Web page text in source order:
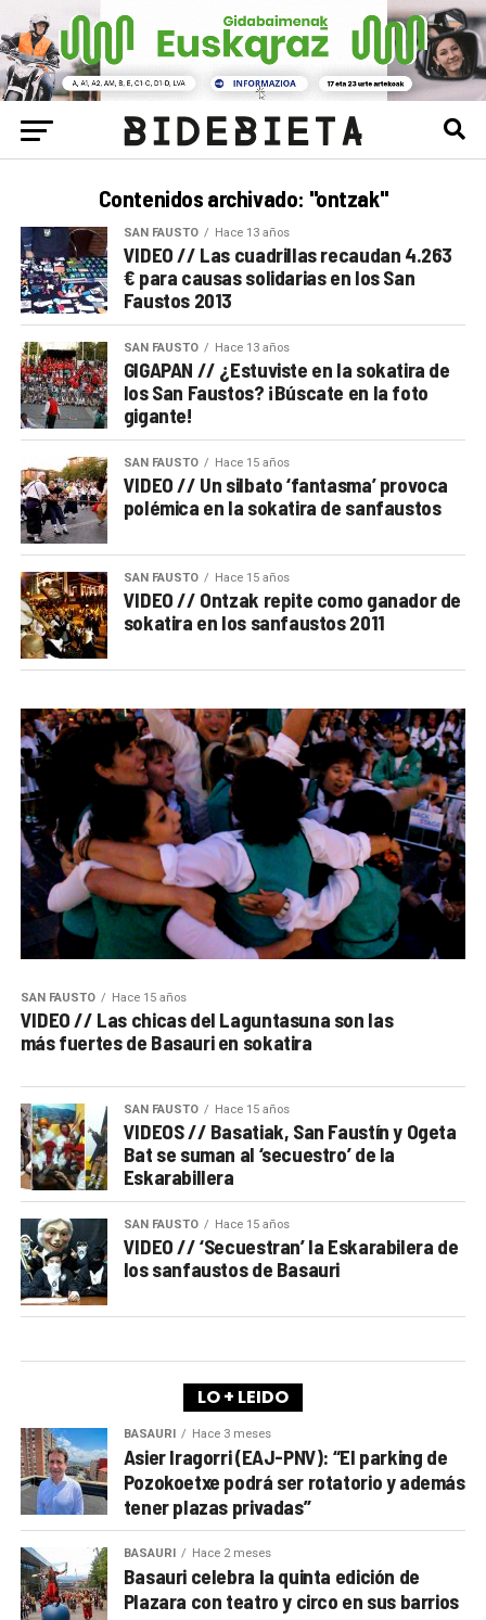
Contenidos archivado: "ontzak"
SAN FAUSTO Hace 13 años
VIDEO // Las cuadrillas recaudan 4.263
€ para causas solidarias en los San
Faustos 2013
SAN FAUSTO Hace 13 años
GIGAPAN // ¿Estuviste en la sokatira de
los San Faustos? ¡Búscate en la foto
gigante!
SAN FAUSTO Hace 15 años
VIDEO // Un silbato ‘fantasma’ provoca
polémica en la sokatira de sanfaustos
SAN FAUSTO Hace 15 años
VIDEO // Ontzak repite como ganador de
sokatira en los sanfaustos 2011
SAN FAUSTO Hace 15 años
VIDEO // Las chicas del Laguntasuna son las
más fuertes de Basauri en sokatira
SAN FAUSTO Hace 15 años
VIDEOS // Basatiak, San Faustín y Ogeta
Bat se suman al ‘secuestro’ de la
Eskarabillera
SAN FAUSTO Hace 15 años
VIDEO // ‘Secuestran’ la Eskarabilera de
los sanfaustos de Basauri
LO + LEIDO
BASAURI Hace 3 meses
Asier Iragorri (EAJ-PNV): “El parking de
Pozokoetxe podrá ser rotatorio y además
tener plazas privadas”
BASAURI Hace 2 meses
Basauri celebra la quinta edición de
Plazara con teatro y circo en sus barrios